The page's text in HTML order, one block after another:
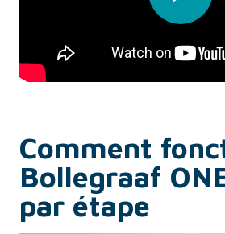
Comment
Bollegraaf
par étape